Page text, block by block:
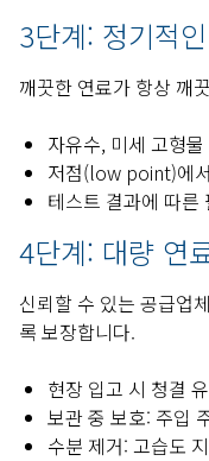
3단계: 정기적
깨끗한 연료가 항상 깨
자유수, 미세 고형
저점(low point)에
테스트 결과에 따른
4단계: 대량 연
신뢰할 수 있는 공급업
록 보장합니다.
현장 입고 시 청결
보관 중 보호: 주입
수분 제거: 고습도